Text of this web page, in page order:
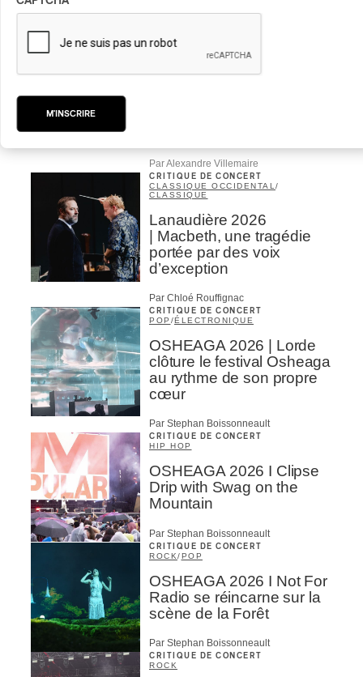
INTERVIEW
CLASSIQUE OCCIDENTAL
CLASSIQUE
Par Alexandre Villemaire
CRITIQUE DE CONCERT
CLASSIQUE OCCIDENTAL /
CLASSIQUE
Lanaudière 2026
| Macbeth, une tragédie
portée par des voix
d’exception
Par Chloé Rouffignac
CRITIQUE DE CONCERT
POP /ÉLECTRONIQUE
OSHEAGA 2026 | Lorde
clôture le festival Osheaga
au rythme de son propre
cœur
Par Stephan Boissonneault
CRITIQUE DE CONCERT
HIP HOP
OSHEAGA 2026 I Clipse
Drip with Swag on the
Mountain
Par Stephan Boissonneault
CRITIQUE DE CONCERT
ROCK/POP
OSHEAGA 2026 I Not For
Radio se réincarne sur la
scène de la Forêt
Par Stephan Boissonneault
CRITIQUE DE CONCERT
ROCK
M'INSCRIRE